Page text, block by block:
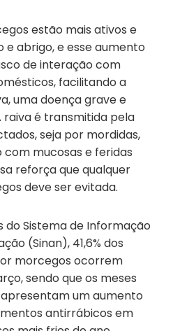
estão mais ativos e
abrigo, e esse aumento
de interação com
facilitando a
uma doença grave e
raiva é transmitida pela
seja por mordidas,
mucosas e feridas
reforça que qualquer
deve ser evitada.
do Sistema de Informação
(Sinan), 41,6% dos
morcegos ocorrem
sendo que os meses
um aumento
antirrábicos em